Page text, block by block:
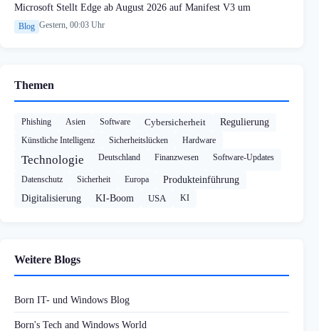
Microsoft Stellt Edge ab August 2026 auf Manifest V3 um
Blog Gestern, 00:03 Uhr
Themen
Phishing Asien Software Cybersicherheit Regulierung
Künstliche Intelligenz Sicherheitslücken Hardware
Technologie Deutschland Finanzwesen Software-Updates
Datenschutz Sicherheit Europa
Produkteinführung
Digitalisierung
KI-Boom USA KI
Weitere Blogs
Born IT- und Windows Blog
Born's Tech and Windows World